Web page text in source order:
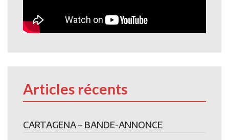
Articles récents
CARTAGENA – BANDE-ANNONCE